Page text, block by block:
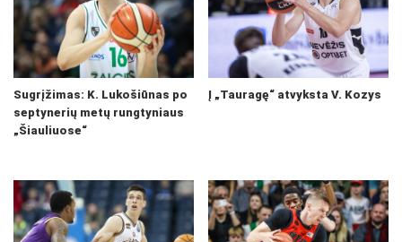
Sugrįžimas: K. Lukošiūnas po
septynerių metų rungtyniaus
„Šiauliuose“
Į „Tauragę“ atvyksta V. Kozys